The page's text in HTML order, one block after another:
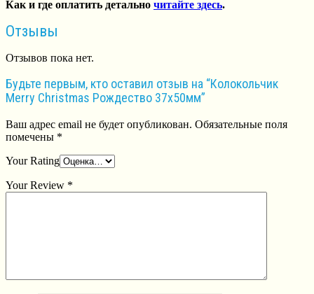
Как и где оплатить детально читайте здесь.
Отзывы
Отзывов пока нет.
Будьте первым, кто оставил отзыв на “Колокольчик
Merry Christmas Рождество 37х50мм”
Ваш адрес email не будет опубликован. Обязательные поля
помечены *
Your Rating
Your Review *